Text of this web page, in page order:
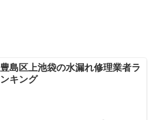
豊島区上池袋の水漏れ修理業者ラ
ンキング